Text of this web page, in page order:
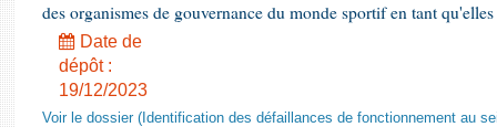
des organismes de gouvernance du monde sportif en tant
Date de
dépôt :
19/12/2023
Voir le dossier (Identification des défaillances de fonctionnement au